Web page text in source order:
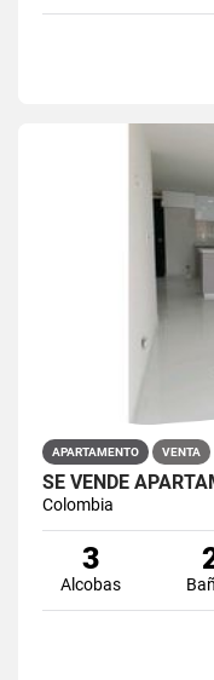
APARTAMENTO VENTA
SE VENDE
Colombia
3
Alcobas